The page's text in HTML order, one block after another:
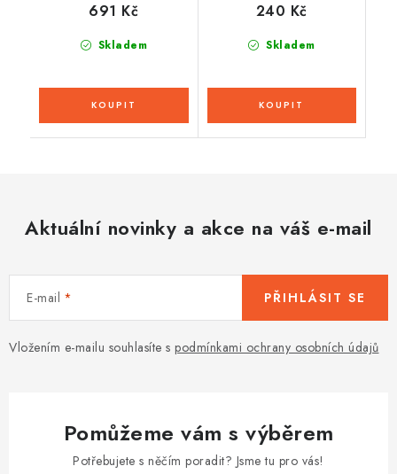
Skladem
691 Kč
Skladem
240 Kč
Aktuální novinky a akce na váš e-mail
E-mail
Vložením e-mailu souhlasíte s podmínkami ochrany osobních údajů
PŘIHLÁSIT SE
Pomůžeme vám s výběrem
Potřebujete s něčím poradit? Jsme tu pro vás!